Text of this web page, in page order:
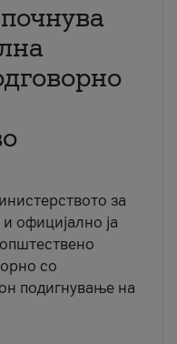
за
официјално ја
со
подигнување на